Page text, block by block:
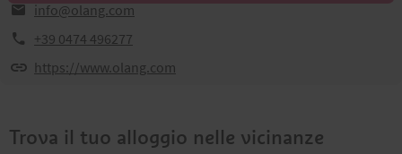
info@olang.com
+39 0474 496277
https://www.olang.com
Trova il tuo alloggio nelle vicinanze